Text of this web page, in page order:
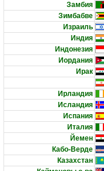
Замбия
Зимбабве
Израиль
Индия
Индонезия
Иордания
Ирак
Ирландия
Исландия
Испания
Италия
Йемен
Кабо-Верде
Казахстан